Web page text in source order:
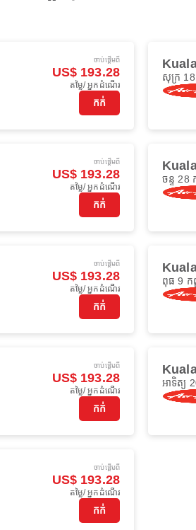
ចាប់ផ្ដើមពី
US$ 193.28
តម្លៃ/ អ្នកដំណើរ
កក់
សុក្រ 18
ចាប់ផ្ដើមពី
US$ 193.28
តម្លៃ/ អ្នកដំណើរ
កក់
ចន្ទ 28
ចាប់ផ្ដើមពី
US$ 193.28
តម្លៃ/ អ្នកដំណើរ
កក់
ពុធ 9 កញ្
ចាប់ផ្ដើមពី
US$ 193.28
តម្លៃ/ អ្នកដំណើរ
កក់
អាទិត្យ
ចាប់ផ្ដើមពី
US$ 193.28
តម្លៃ/ អ្នកដំណើរ
កក់